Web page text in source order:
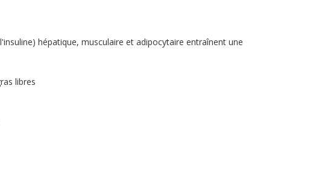
hépatique, musculaire et adipocytaire entraînent une
libres